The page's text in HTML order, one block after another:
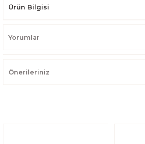
Ürün Bilgisi
Yorumlar
Önerileriniz